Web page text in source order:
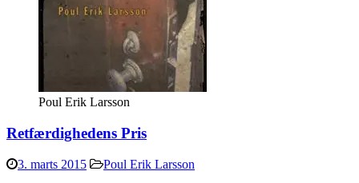
Poul Erik Larsson
Retfærdighedens Pris
3. marts 2015
Poul Erik Larsson